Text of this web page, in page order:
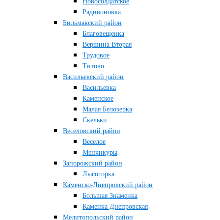
Радивоновка
Бильмакский район
Благовещенка
Вершина Вторая
Трудовое
Титово
Васильевский район
Васильевка
Каменское
Малая Белозерка
Скельки
Веселовский район
Веселое
Менчикуры
Запорожский район
Лысогорка
Каменско-Днепровский район
Большая Знаменка
Каменка-Днепровская
Мелитопольский район